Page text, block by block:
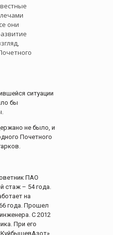
они
ситуации
бы
не было, и
Почетного
ПАО
стаж – 54 года.
на
года. Прошел
С 2012
При его